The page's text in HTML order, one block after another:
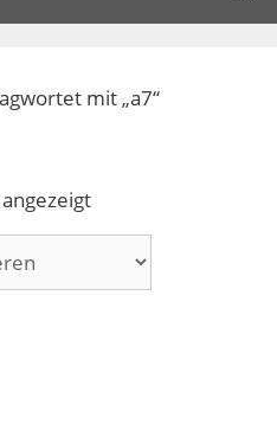
mit „a7“